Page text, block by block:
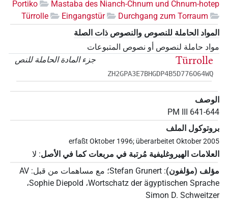
Mastaba des Nianch-Chnum und Chnum-hotep
Portiko
Durchgang zum Torraum
Eingangstür
Türrolle
المواد الحاملة للنصوص والنصوص ذات الصلة
مواد حاملة لنصوص أو نصوص المتبوعات
جزء المادة الحاملة للنص
Türrolle
ZH2GPA3E7BHGDP4B5D776O64WQ
الوصف
PM III 641-644
بروتوكول الملف
erfaßt Oktober 1996; überarbeitet Oktober 2005
العلامات الهيروغليفية مُرتبة في مربعات كما في الأصل: لا
مؤلف (مؤلفون):
Stefan Grunert؛ مع مساهمات من قبل:
AV
Wortschatz der ägyptischen Sprache، Sophie Diepold،
Simon D. Schweitzer